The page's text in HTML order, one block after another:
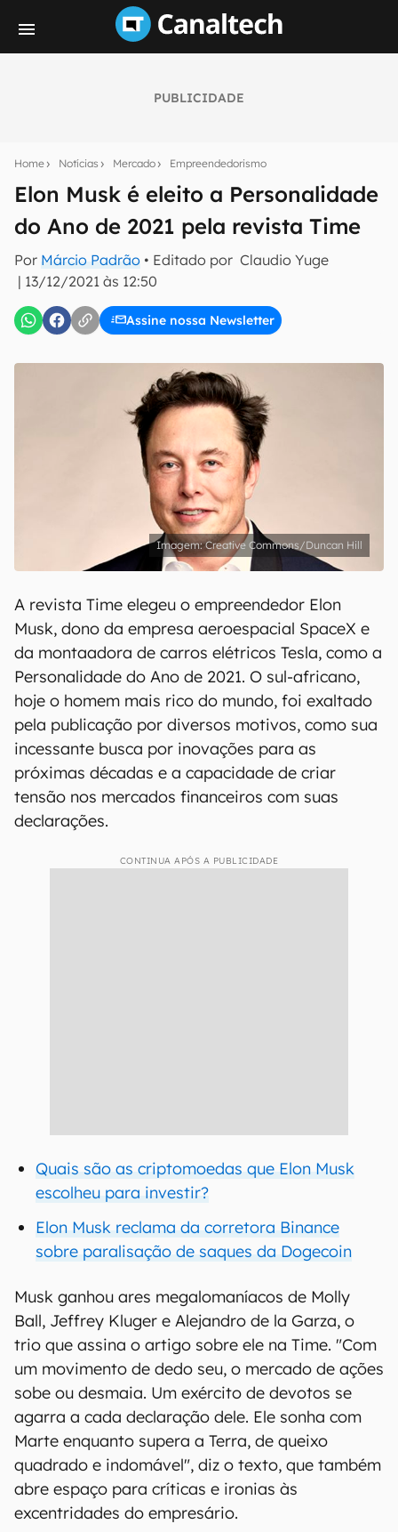
PUBLICIDADE
Home Notícias Mercado Empreendedorismo
Elon Musk é eleito a Personalidade
do Ano de 2021 pela revista Time
Por Márcio Padrão • Editado por Claudio Yuge
| 13/12/2021 às 12:50
Assine nossa Newsletter
notícias e reviews sobre tecnologia em primeira
mão.
E-mail
Uso e Política de Privacidade do Canaltech.
Creative Commons/Duncan Hill
A revista Time elegeu o empreendedor Elon
Musk, dono da empresa aeroespacial SpaceX e
da montaadora de carros elétricos Tesla, como a
Personalidade do Ano de 2021. O sul-africano,
hoje o homem mais rico do mundo, foi exaltado
pela publicação por diversos motivos, como sua
incessante busca por inovações para as
próximas décadas e a capacidade de criar
tensão nos mercados financeiros com suas
declarações.
CONTINUA APÓS A PUBLICIDADE
Quais são as criptomoedas que Elon Musk
escolheu para investir?
Elon Musk reclama da corretora Binance
sobre paralisação de saques da Dogecoin
Musk ganhou ares megalomaníacos de Molly
Ball, Jeffrey Kluger e Alejandro de la Garza, o
trio que assina o artigo sobre ele na Time. "Com
um movimento de dedo seu, o mercado de ações
sobe ou desmaia. Um exército de devotos se
agarra a cada declaração dele. Ele sonha com
Marte enquanto supera a Terra, de queixo
quadrado e indomável", diz o texto, que também
abre espaço para críticas e ironias às
excentridades do empresário.